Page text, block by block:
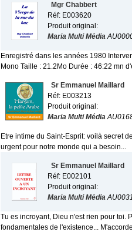
Mgr Chabbert
Réf: E003620
Produit original:
Maria Multi Média
Enregistré dans les années 1980
Mono Taille : 21.2Mo Durée : 46:22 mn
Sr Emmanuel Maillard
Réf: E003213
Produit original:
Maria Multi Média
Etre intime du Saint-Esprit: voilà secret
urgent pour notre monde qui a besoin...
Sr Emmanuel Maillard
Réf: E002101
Produit original:
Maria Multi Média
Tu es incroyant, Dieu n'est rien pour toi.
fondamentales de l'existence...